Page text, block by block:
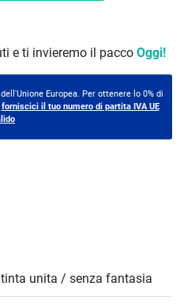
e ti invieremo il pacco Oggi!
Europea. Per ottenere lo 0% di
forniscici il tuo numero di partita IVA UE
unita / senza fantasia